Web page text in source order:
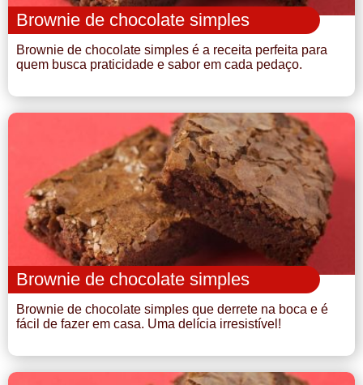
Brownie de chocolate simples
Brownie de chocolate simples é a receita perfeita para
quem busca praticidade e sabor em cada pedaço.
Brownie de chocolate simples
Brownie de chocolate simples que derrete na boca e é
fácil de fazer em casa. Uma delícia irresistível!